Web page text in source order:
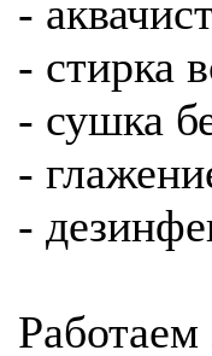
-
- стирка
- сушка
-
-